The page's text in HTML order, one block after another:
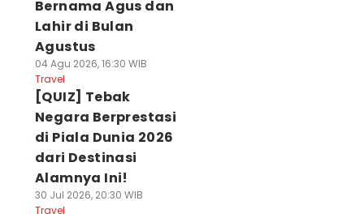
Bernama Agus dan
Lahir di Bulan
Agustus
04 Agu 2026, 16:30 WIB
Travel
[QUIZ] Tebak
Negara Berprestasi
di Piala Dunia 2026
dari Destinasi
Alamnya Ini!
30 Jul 2026, 20:30 WIB
Travel